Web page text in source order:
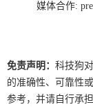
媒体合作:
免责声明： 科技狗
的准确性、可靠性
参考，并请自行承